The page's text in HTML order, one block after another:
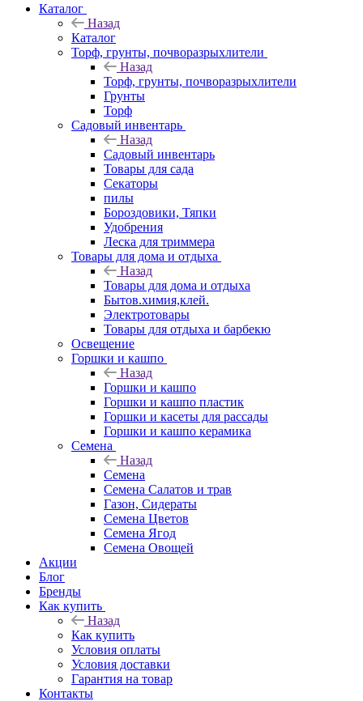
Каталог
Назад
Каталог
Торф, грунты, почворазрыхлители
Назад
Торф, грунты, почворазрыхлители
Грунты
Торф
Садовый инвентарь
Назад
Садовый инвентарь
Товары для сада
Секаторы
пилы
Бороздовики, Тяпки
Удобрения
Леска для триммера
Товары для дома и отдыха
Назад
Товары для дома и отдыха
Бытов.химия,клей.
Электротовары
Товары для отдыха и барбекю
Освещение
Горшки и кашпо
Назад
Горшки и кашпо
Горшки и кашпо пластик
Горшки и касеты для рассады
Горшки и кашпо керамика
Семена
Назад
Семена
Семена Салатов и трав
Газон, Сидераты
Семена Цветов
Семена Ягод
Семена Овощей
Акции
Блог
Бренды
Как купить
Назад
Как купить
Условия оплаты
Условия доставки
Гарантия на товар
Контакты